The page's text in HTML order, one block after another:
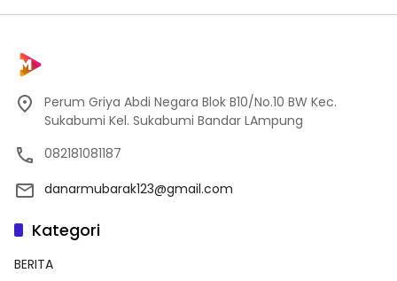
Perum Griya Abdi Negara Blok B10/No.10 BW Kec.
Sukabumi Kel. Sukabumi Bandar LAmpung
082181081187
danarmubarak123@gmail.com
Kategori
BERITA